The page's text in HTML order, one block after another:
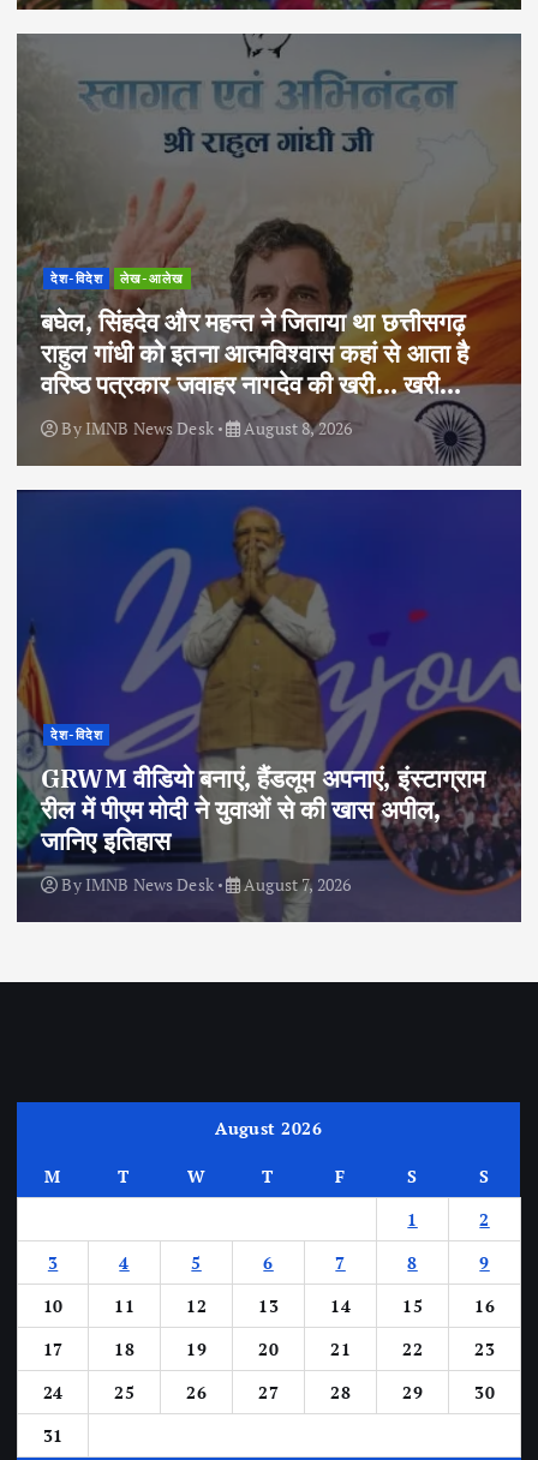
देश-विदेश लेख-आलेख
बघेल, सिंहदेव और महन्त ने जिताया था छत्तीसगढ़
राहुल गांधी को इतना आत्मविश्वास कहां से आता है
वरिष्ठ पत्रकार जवाहर नागदेव की खरी… खरी…
ByIMNB News Desk August 8, 2026
देश-विदेश
GRWM वीडियो बनाएं, हैंडलूम अपनाएं, इंस्टाग्राम
रील में पीएम मोदी ने युवाओं से की खास अपील,
जानिए इतिहास
By IMNB News Desk August 7, 2026
August 2026
M T W T F S
S
1
2
3
4 5 6 7 8
9
10
11 12 13 14 15
16
17
18 19 20 21 22
23
24
25 26 27 28 29
30
31